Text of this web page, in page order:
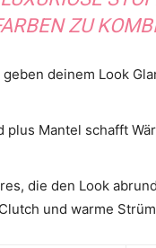
ZU
geben deinem Look
plus Mantel schafft
die den Look
und warme